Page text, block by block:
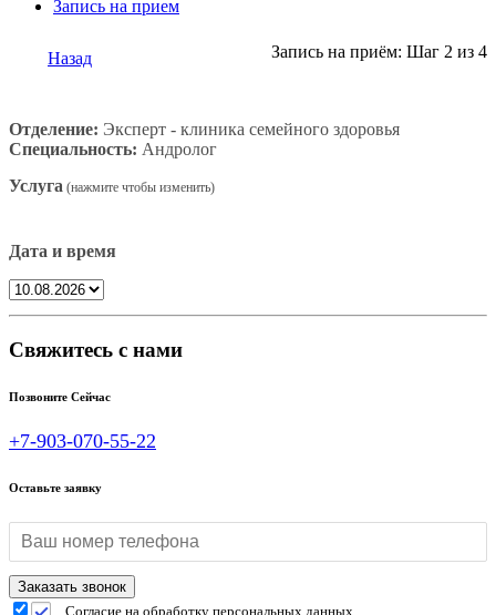
Запись на прием
Назад Запись на приём: Шаг 2 из 4
Отделение: Эксперт - клиника семейного здоровья
Специальность: Андролог
Услуга
Дата и время
Свяжитесь с нами
Позвоните Сейчас
+7-903-070-55-22
Оставьте заявку
Согласие на обработку персональных данных